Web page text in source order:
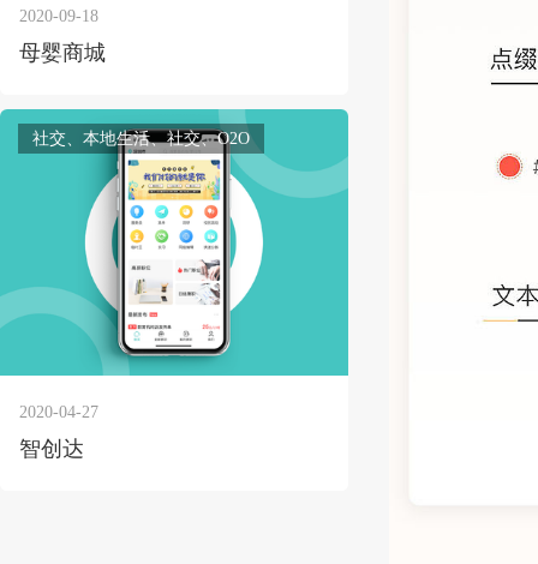
2020-09-18
母婴商城
社交、本地生活、社交、O2O
2020-04-27
智创达